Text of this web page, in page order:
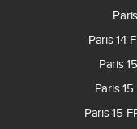
Paris 14
Paris
Paris
Paris 15